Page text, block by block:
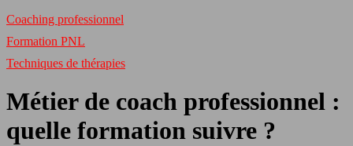
Coaching professionnel
Formation PNL
Techniques de thérapies
Métier de coach professionnel :
quelle formation suivre ?